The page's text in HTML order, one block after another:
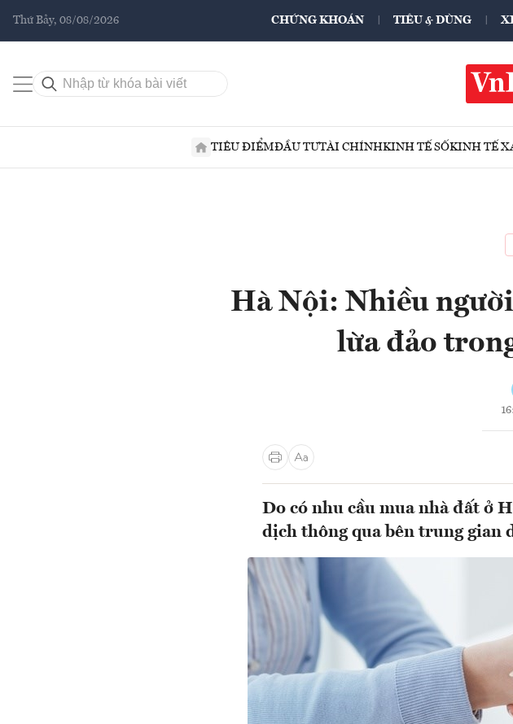
Thứ Bảy, 08/08/2026 CHỨNG KHOÁN TIÊU & DÙNG
TIÊU ĐIỂMĐẦU TƯTÀI CHÍNHKINH TẾ SỐKINH TẾ
Hà Nội: Nhiều
lừa đảo
Do có nhu cầu mua nhà đất ở
dịch thông qua bên trung gian